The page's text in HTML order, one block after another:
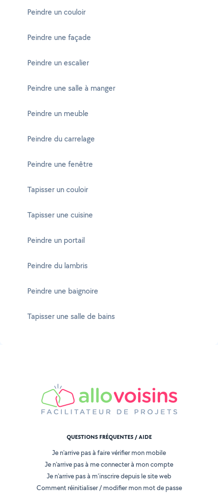
Peindre un couloir
Peindre une façade
Peindre un escalier
Peindre une salle à manger
Peindre un meuble
Peindre du carrelage
Peindre une fenêtre
Tapisser un couloir
Tapisser une cuisine
Peindre un portail
Peindre du lambris
Peindre une baignoire
Tapisser une salle de bains
QUESTIONS FRÉQUENTES / AIDE
Je n'arrive pas à faire vérifier mon mobile
Je n'arrive pas à me connecter à mon compte
Je n'arrive pas à m'inscrire depuis le site web
Comment réinitialiser / modifier mon mot de passe